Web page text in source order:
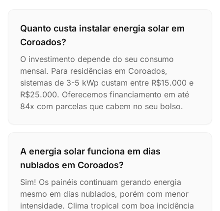
Quanto custa instalar energia solar em
Coroados?
O investimento depende do seu consumo
mensal. Para residências em Coroados,
sistemas de 3-5 kWp custam entre R$15.000 e
R$25.000. Oferecemos financiamento em até
84x com parcelas que cabem no seu bolso.
A energia solar funciona em dias
nublados em Coroados?
Sim! Os painéis continuam gerando energia
mesmo em dias nublados, porém com menor
intensidade. Clima tropical com boa incidência